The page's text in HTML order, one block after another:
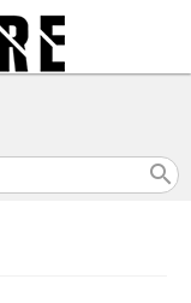
search